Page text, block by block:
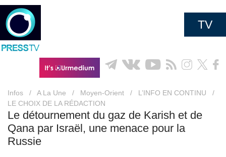
TV
Infos / A La Une / Moyen-Orient / L’INFO EN CONTINU
/
LE CHOIX DE LA RÉDACTION
Le détournement du gaz de Karish et de
Qana par Israël, une menace pour la
Russie